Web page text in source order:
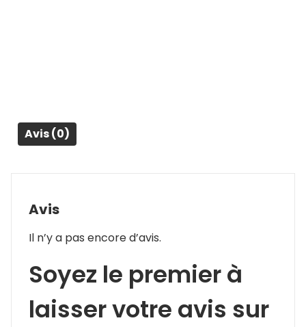
Avis (0)
Avis
Il n’y a pas encore d’avis.
Soyez le premier à
laisser votre avis sur